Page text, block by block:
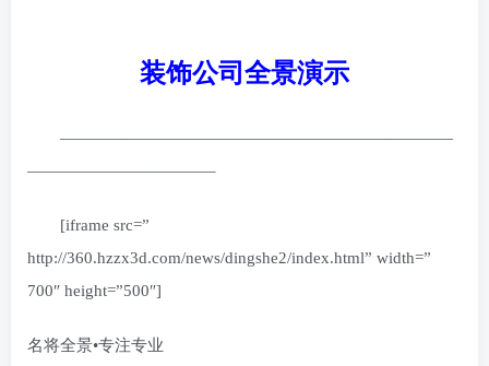
装饰公司全景演示
————————————————————————
———————————–
[iframe src=”
http://360.hzzx3d.com/news/dingshe2/index.html” width=”
700″ height=”500″]
名将全景•专注专业